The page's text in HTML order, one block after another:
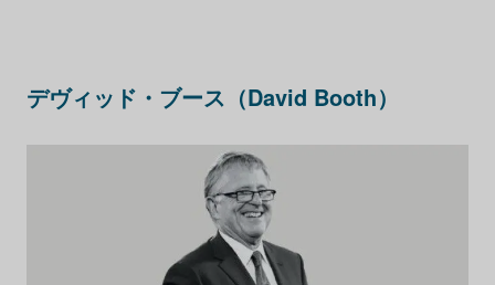
デヴィッド・ブース（David Booth）